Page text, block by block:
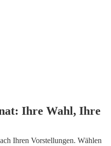
Ihre Wahl, Ihre
Ihren Vorstellungen. Wählen